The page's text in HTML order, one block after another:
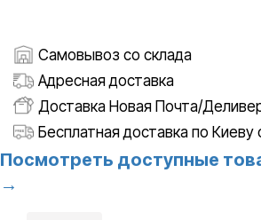
Самовывоз со склада
Адресная доставка
Доставка Новая Почта/
Бесплатная доставка по Киеву
Посмотреть доступные
→